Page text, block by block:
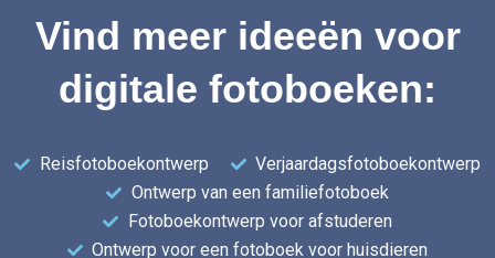
Vind meer ideeën voor
digitale fotoboeken:
Reisfotoboekontwerp
Verjaardagsfotoboekontwerp
Ontwerp van een familiefotoboek
Fotoboekontwerp voor afstuderen
Ontwerp voor een fotoboek voor huisdieren